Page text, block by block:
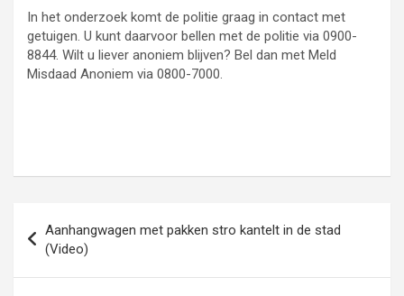
In het onderzoek komt de politie graag in contact met
getuigen. U kunt daarvoor bellen met de politie via 0900-
8844. Wilt u liever anoniem blijven? Bel dan met Meld
Misdaad Anoniem via 0800-7000.
navigatie
Aanhangwagen met pakken stro kantelt in de stad
(Video)